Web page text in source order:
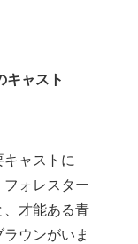
キャスト
キャストに
ォレスター
、才能ある青
ウンがいま